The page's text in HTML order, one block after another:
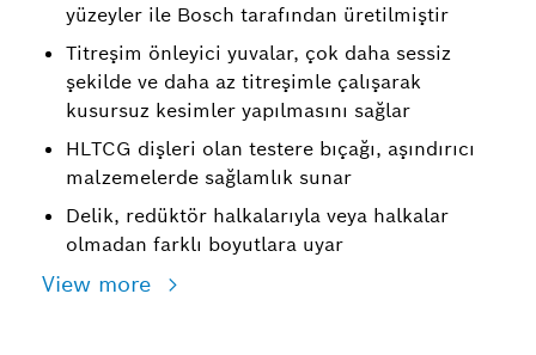
yüzeyler ile Bosch tarafından üretilmiştir
Titreşim önleyici yuvalar, çok daha sessiz
şekilde ve daha az titreşimle çalışarak
kusursuz kesimler yapılmasını sağlar
HLTCG dişleri olan testere bıçağı, aşındırıcı
malzemelerde sağlamlık sunar
Delik, redüktör halkalarıyla veya halkalar
olmadan farklı boyutlara uyar
View more